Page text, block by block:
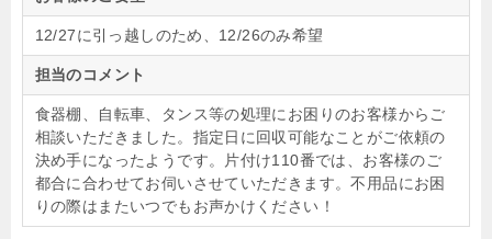
12/27に引っ越しのため、12/26のみ希望
担当のコメント
食器棚、自転車、タンス等の処理にお困りのお客様からご
相談いただきました。指定日に回収可能なことがご依頼の
決め手になったようです。片付け110番では、お客様のご
都合に合わせてお伺いさせていただきます。不用品にお困
りの際はまたいつでもお声かけください！